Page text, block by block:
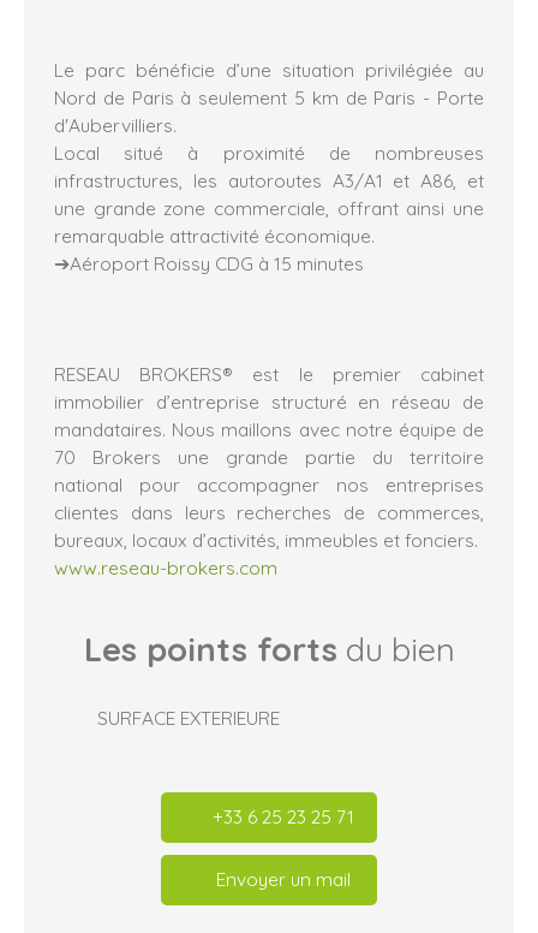
Le parc bénéficie d’une situation privilégiée au
Nord de Paris à seulement 5 km de Paris - Porte
d'Aubervilliers.
Local situé à proximité de nombreuses
infrastructures, les autoroutes A3/A1 et A86, et
une grande zone commerciale, offrant ainsi une
remarquable attractivité économique.
➔Aéroport Roissy CDG à 15 minutes
RESEAU BROKERS® est le premier cabinet
immobilier d’entreprise structuré en réseau de
mandataires. Nous maillons avec notre équipe de
70 Brokers une grande partie du territoire
national pour accompagner nos entreprises
clientes dans leurs recherches de commerces,
bureaux, locaux d’activités, immeubles et fonciers.
www.reseau-brokers.com
Les points forts du bien
SURFACE EXTERIEURE
+33 6 25 23 25 71
Envoyer un mail